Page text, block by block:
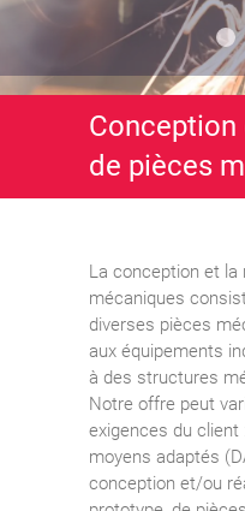
Conception
de pièces
La conception et la
mécaniques
diverses pièces
aux équipements
à des structures
Notre offre peut
exigences du
moyens adaptés
conception et/ou